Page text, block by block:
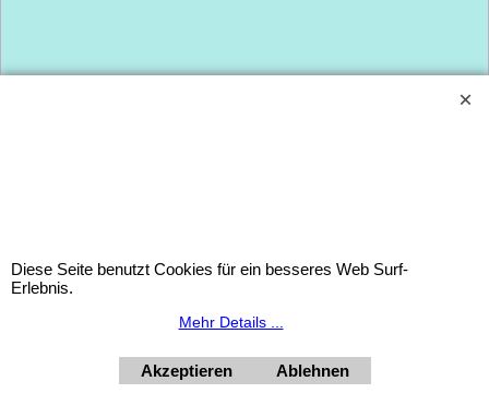
WebShop erstellt mit
ShopFactory Shop
Diese Seite benutzt Cookies für ein besseres Web Surf-
Erlebnis.
Mehr Details ...
Akzeptieren Ablehnen